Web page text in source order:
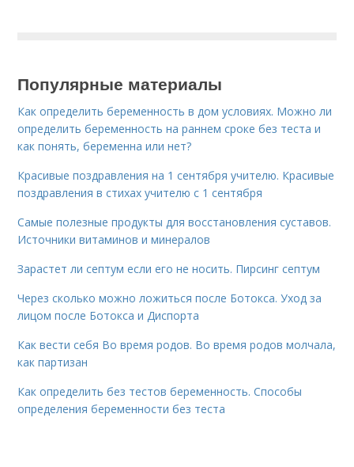
Популярные материалы
Как определить беременность в дом условиях. Можно ли
определить беременность на раннем сроке без теста и
как понять, беременна или нет?
Красивые поздравления на 1 сентября учителю. Красивые
поздравления в стихах учителю с 1 сентября
Самые полезные продукты для восстановления суставов.
Источники витаминов и минералов
Зарастет ли септум если его не носить. Пирсинг септум
Через сколько можно ложиться после Ботокса. Уход за
лицом после Ботокса и Диспорта
Как вести себя Во время родов. Во время родов молчала,
как партизан
Как определить без тестов беременность. Способы
определения беременности без теста